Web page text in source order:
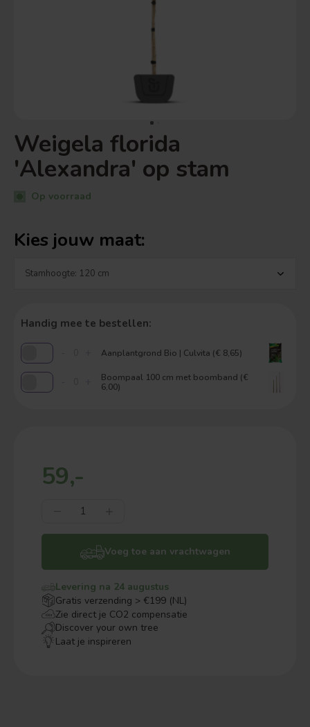
Weigela florida
'Alexandra' op stam
Op voorraad
Kies jouw maat:
Handig mee te bestellen:
Aanplantgrond Bio | Culvita (€ 8,65)
Boompaal 100 cm met boomband (€
6,00)
59,-
Voeg toe aan vrachtwagen
Levering na 24 augustus
Gratis verzending > €199 (NL)
Zie direct je CO2 compensatie
Discover your own tree
Laat je inspireren